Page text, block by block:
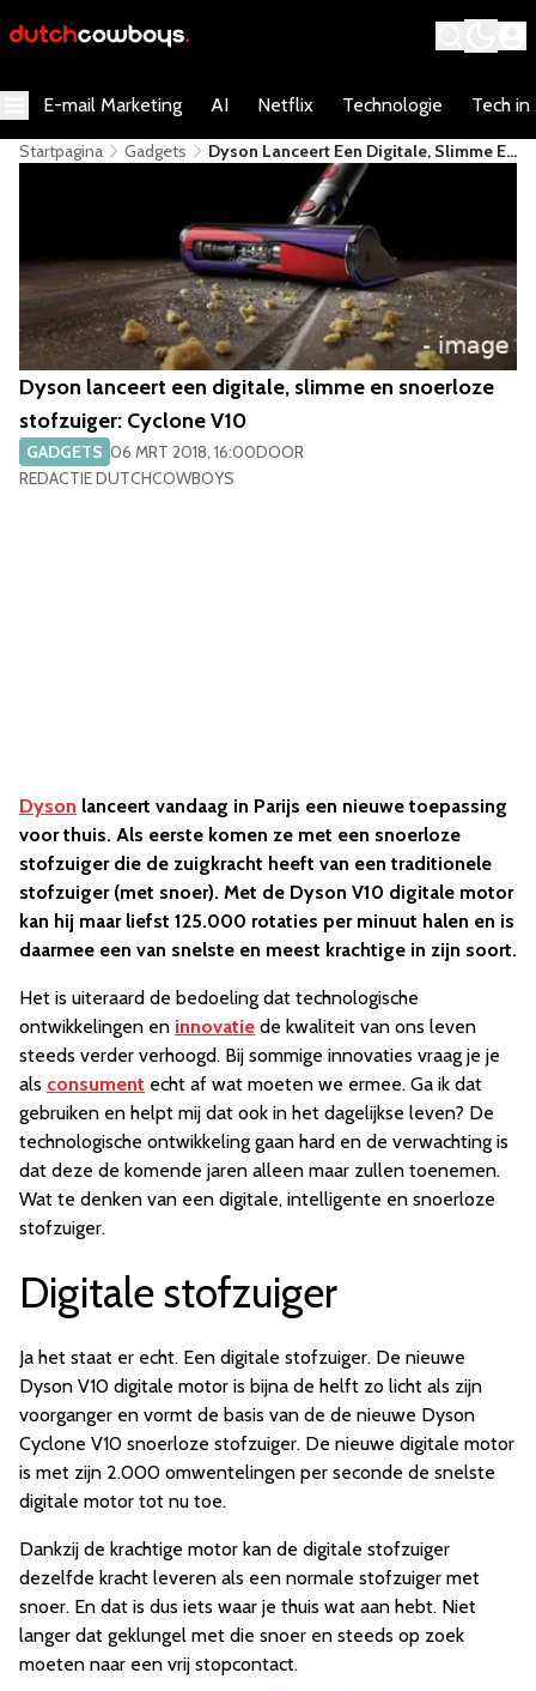
E-mail Marketing AI Netflix Technologie Tech in
Startpagina Gadgets
​Dyson Lanceert Een Digitale, Slimme En
Snoerloze Stofzuiger: Cyclone V10​
​Dyson lanceert een digitale, slimme en snoerloze
stofzuiger: Cyclone V10​
GADGETS 06 MRT 2018, 16:00DOOR
REDACTIE DUTCHCOWBOYS
Dyson lanceert vandaag in Parijs een nieuwe toepassing
voor thuis. Als eerste komen ze met een snoerloze
stofzuiger die de zuigkracht heeft van een traditionele
stofzuiger (met snoer). Met de Dyson V10 digitale motor
kan hij maar liefst 125.000 rotaties per minuut halen en is
daarmee een van snelste en meest krachtige in zijn soort.
Het is uiteraard de bedoeling dat technologische
ontwikkelingen en innovatie de kwaliteit van ons leven
steeds verder verhoogd. Bij sommige innovaties vraag je je
als consument echt af wat moeten we ermee. Ga ik dat
gebruiken en helpt mij dat ook in het dagelijkse leven? De
technologische ontwikkeling gaan hard en de verwachting is
dat deze de komende jaren alleen maar zullen toenemen.
Wat te denken van een digitale, intelligente en snoerloze
stofzuiger.
Digitale stofzuiger
Ja het staat er echt. Een digitale stofzuiger. De nieuwe
Dyson V10 digitale motor is bijna de helft zo licht als zijn
voorganger en vormt de basis van de de nieuwe Dyson
Cyclone V10 snoerloze stofzuiger. De nieuwe digitale motor
is met zijn 2.000 omwentelingen per seconde de snelste
digitale motor tot nu toe.
Dankzij de krachtige motor kan de digitale stofzuiger
dezelfde kracht leveren als een normale stofzuiger met
snoer. En dat is dus iets waar je thuis wat aan hebt. Niet
langer dat geklungel met die snoer en steeds op zoek
moeten naar een vrij stopcontact.